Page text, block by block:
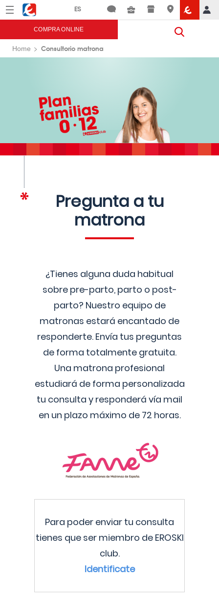
Menú Eroski
COMPRA ONLINE
Home Consultorio matrona
Pregunta a tu
matrona
¿Tienes alguna duda habitual
sobre pre-parto, parto o post-
parto? Nuestro equipo de
matronas estará encantado de
responderte. Envía tus preguntas
de forma totalmente gratuita.
Una matrona profesional
estudiará de forma personalizada
tu consulta y responderá vía mail
en un plazo máximo de 72 horas.
Para poder enviar tu consulta
tienes que ser miembro de EROSKI
club.
Identificate